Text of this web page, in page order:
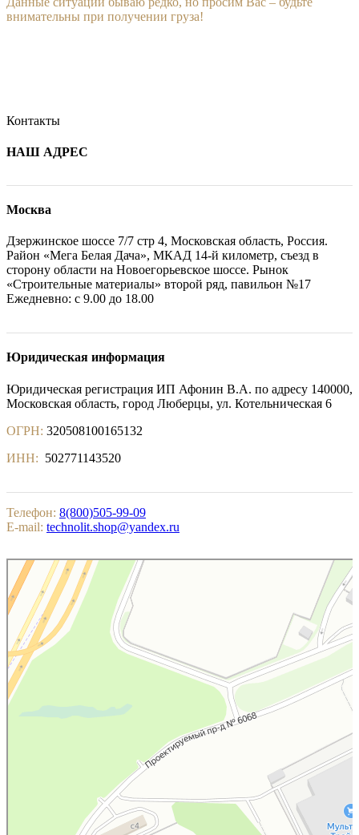
внимательны при получении груза!
Контакты
НАШ АДРЕС
Москва
Дзержинское шоссе 7/7 стр 4, Московская область, Россия.
Район «Мега Белая Дача», МКАД 14-й километр, съезд в
сторону области на Новоегорьевское шоссе. Рынок
«Строительные материалы» второй ряд, павильон №17
Ежедневно: с 9.00 до 18.00
Юридическая информация
Юридическая регистрация ИП Афонин В.А. по адресу 140000,
Московская область, город Люберцы, ул. Котельническая 6
ОГРН: 320508100165132
ИНН: 502771143520
Телефон: 8(800)505-99-09
E-mail: technolit.shop@yandex.ru
Котельники
Яндекс.Карты — поиск мест и адресов, городской транспорт